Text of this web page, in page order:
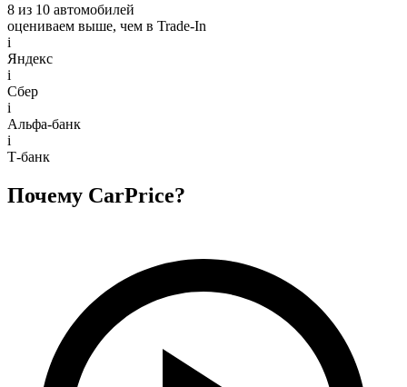
8 из 10 автомобилей
оцениваем выше, чем в Trade‑In
i
Яндекс
i
Сбер
i
Альфа-банк
i
Т-банк
Почему CarPrice?